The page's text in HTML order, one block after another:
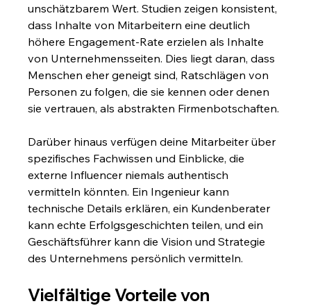
unschätzbarem Wert. Studien zeigen konsistent,
dass Inhalte von Mitarbeitern eine deutlich
höhere Engagement-Rate erzielen als Inhalte
von Unternehmensseiten. Dies liegt daran, dass
Menschen eher geneigt sind, Ratschlägen von
Personen zu folgen, die sie kennen oder denen
sie vertrauen, als abstrakten Firmenbotschaften.
Darüber hinaus verfügen deine Mitarbeiter über
spezifisches Fachwissen und Einblicke, die
externe Influencer niemals authentisch
vermitteln könnten. Ein Ingenieur kann
technische Details erklären, ein Kundenberater
kann echte Erfolgsgeschichten teilen, und ein
Geschäftsführer kann die Vision und Strategie
des Unternehmens persönlich vermitteln.
Vielfältige Vorteile von